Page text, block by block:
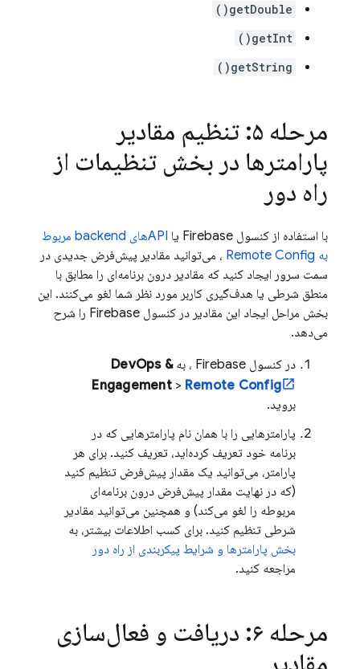
getDouble()
getInt()
getString()
مرحله ۵: تنظیم مقادیر
پارامترها در بخش تنظیمات از
راه دور
با استفاده از کنسول Firebase یا
APIهای backend مربوط
به Remote Config
، می‌توانید مقادیر پیش‌فرض جدیدی در
سمت سرور ایجاد کنید که مقادیر درون برنامه‌ای را مطابق با
منطق شرطی یا هدف‌گیری کاربر مورد نظر شما لغو می‌کنند. این
بخش مراحل ایجاد این مقادیر در کنسول Firebase را شرح
می‌دهد.
در کنسول Firebase ، بهDevOps &
Engagement> Remote Config
بروید.
پارامترهایی را با همان نام پارامترهایی که در
برنامه خود تعریف کرده‌اید، تعریف کنید. برای هر
پارامتر، می‌توانید یک مقدار پیش‌فرض تنظیم کنید
(که در نهایت مقدار پیش‌فرض درون برنامه‌ای
مربوطه را لغو می‌کند) و همچنین می‌توانید مقادیر
شرطی تنظیم کنید. برای کسب اطلاعات بیشتر، به
بخش پارامترها و شرایط پیکربندی از راه دور
مراجعه کنید.
مرحله ۶: دریافت و فعال‌سازی
مقادیر